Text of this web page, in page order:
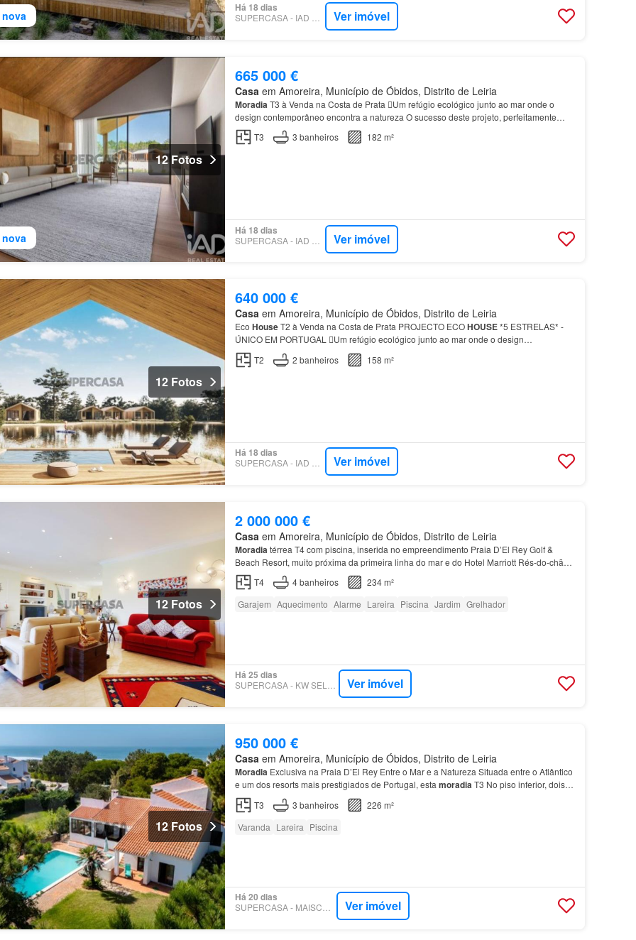
Há 18 dias
Ver imóvel
nova
12 Fotos
665 000 €
Casa em Amoreira, Município de Óbidos, Distrito de Leiria
MoradiaT3 à Venda na Costa de Prata Um refúgio ecológico junto ao mar onde o
design contemporâneo encontra a natureza O sucesso deste projeto, perfeitamente
Localizado junto à histórica vila de
T3 3 banheiros 182 m²
Há 18 dias
Ver imóvel
12 Fotos
640 000 €
Casaem Amoreira, Município de Óbidos, Distrito de Leiria
Eco HouseT2 à Venda na Costa de Prata PROJECTO ECOHOUSE*5 ESTRELAS* -
ÚNICO EM PORTUGAL Um refúgio ecológico junto ao mar onde o design
contemporâneo Localizado junto à histórica vila de
P… T2 2 banheiros 158 m²
Há 18 dias
Ver imóvel
12 Fotos
2 000 000 €
Casa em Amoreira, Município de Óbidos, Distrito de Leiria
Moradiatérrea T4 com piscina, inserida no empreendimento Praia D’El Rey Golf &
Beach Resort, muito próxima da primeira linha do mar e do Hotel Marriott Rés-do-chão
composto por cozinha espaçosa,
T4 4banheiros
234 m²
Garajem Aquecimento Alarme Lareira Piscina Jardim Grelhador
Há 25 dias
Ver imóvel
12 Fotos
950 000 €
Casa em Amoreira, Município de Óbidos, Distrito de Leiria
Moradia Exclusiva na Praia D’El Rey Entre o Mar e a Natureza Situada entre o Atlântico
e um dos resorts mais prestigiados de Portugal, esta moradiaT3 No piso inferior, dois
quartos adicionais são servidos por uma
T3 3 banheiros
226 m²
Varanda Lareira Piscina
Há 20 dias
Ver imóvel